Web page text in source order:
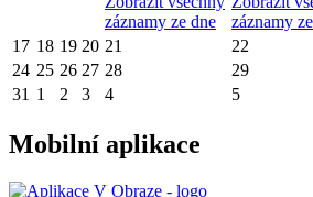
záznamy ze dne
záznamy
17 18 19 20 21 22
24 25 26 27 28 29
31 1 2 3 4 5
Mobilní aplikace